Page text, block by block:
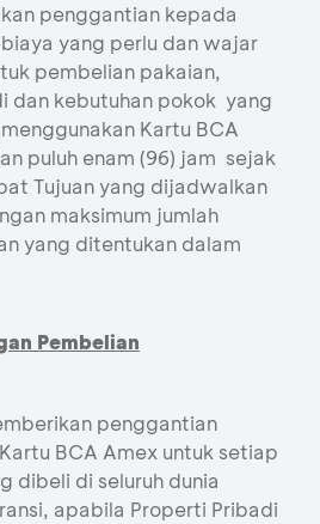
penggantian kepada
yang perlu dan wajar
pembelian pakaian,
dan kebutuhan pokok yang
Kartu BCA
puluh enam (96) jam sejak
Tujuan yang dijadwalkan
maksimum jumlah
yang ditentukan dalam
Pembelian
penggantian
BCA Amex untuk setiap
dibeli di seluruh dunia
apabila Properti Pribadi